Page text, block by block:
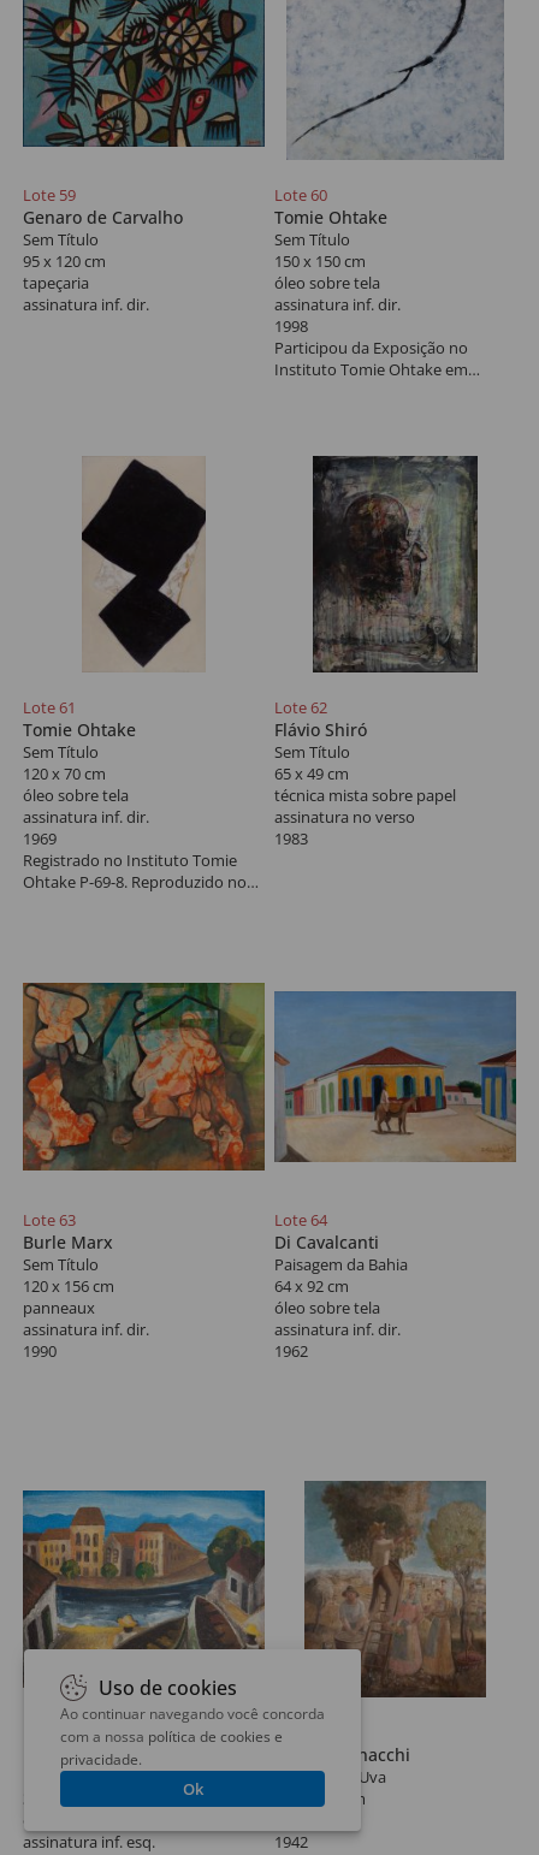
Lote 59
Genaro de Carvalho
Sem Título
95 x 120 cm
tapeçaria
assinatura inf. dir.
Lote 60
Tomie Ohtake
Sem Título
150 x 150 cm
óleo sobre tela
assinatura inf. dir.
1998
Participou da Exposição no
Instituto Tomie Ohtake em
Lote 61
Tomie Ohtake
Sem Título
120 x 70 cm
óleo sobre tela
assinatura inf. dir.
1969
Registrado no Instituto Tomie
Ohtake P-69-8. Reproduzido no
Lote 62
Flávio Shiró
Sem Título
65 x 49 cm
técnica mista sobre papel
assinatura no verso
1983
Lote 63
Burle Marx
Sem Título
120 x 156 cm
panneaux
assinatura inf. dir.
1990
Lote 64
Di Cavalcanti
Paisagem da Bahia
64 x 92 cm
óleo sobre tela
assinatura inf. dir.
1962
Lote 65
Di Cavalcanti
Porto
38 x 46 cm
óleo sobre tela
assinatura inf. esq.
Lote 66
Fulvio Pennacchi
Colheita de Uva
230 x 195 cm
1942
Uso de cookies
Ao continuar navegando você concorda
com a nossa política de cookies e
privacidade.
Ok